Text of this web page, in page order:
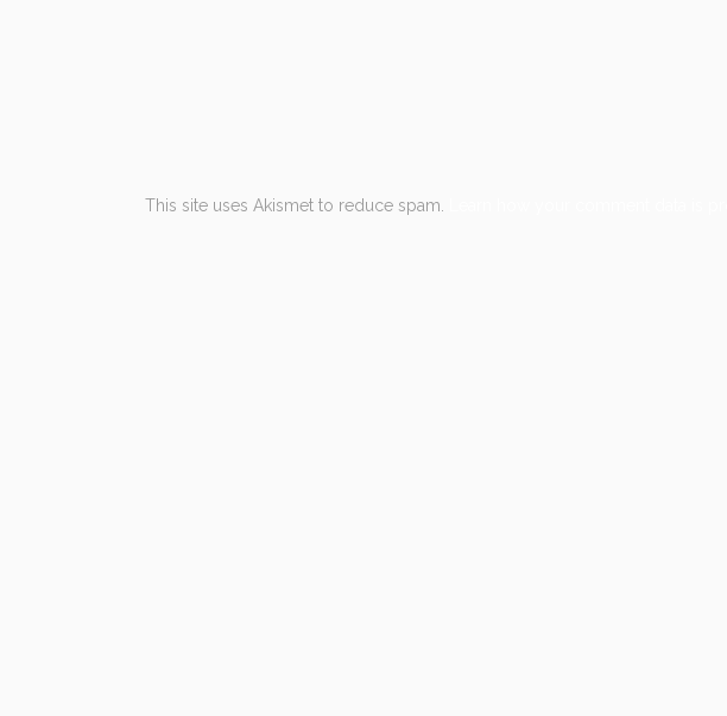
This site uses Akismet to reduce spam.